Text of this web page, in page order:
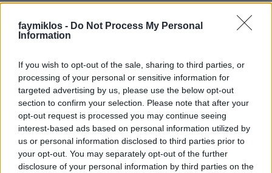
faymiklos - Do Not Process My Personal
Information
If you wish to opt-out of the sale, sharing to third parties, or
processing of your personal or sensitive information for
targeted advertising by us, please use the below opt-out
section to confirm your selection. Please note that after your
opt-out request is processed you may continue seeing
interest-based ads based on personal information utilized by
us or personal information disclosed to third parties prior to
your opt-out. You may separately opt-out of the further
disclosure of your personal information by third parties on the
Ajánlott bejegyzések:
Vetélkedő társművészetek